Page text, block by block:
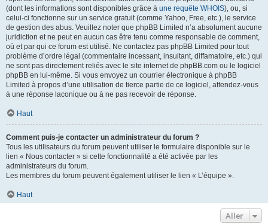
(dont les informations sont disponibles grâce à une requête WHOIS), ou, si
celui-ci fonctionne sur un service gratuit (comme Yahoo, Free, etc.), le service
de gestion des abus. Veuillez noter que phpBB Limited n’a absolument aucune
juridiction et ne peut en aucun cas être tenu comme responsable de comment,
où et par qui ce forum est utilisé. Ne contactez pas phpBB Limited pour tout
problème d’ordre légal (commentaire incessant, insultant, diffamatoire, etc.) qui
ne sont pas directement reliés avec le site internet de phpBB.com ou le logiciel
phpBB en lui-même. Si vous envoyez un courrier électronique à phpBB
Limited à propos d’une utilisation de tierce partie de ce logiciel, attendez-vous
à une réponse laconique ou à ne pas recevoir de réponse.
Haut
Comment puis-je contacter un administrateur du forum ?
Tous les utilisateurs du forum peuvent utiliser le formulaire disponible sur le
lien « Nous contacter » si cette fonctionnalité a été activée par les
administrateurs du forum.
Les membres du forum peuvent également utiliser le lien « L’équipe ».
Haut
Aller